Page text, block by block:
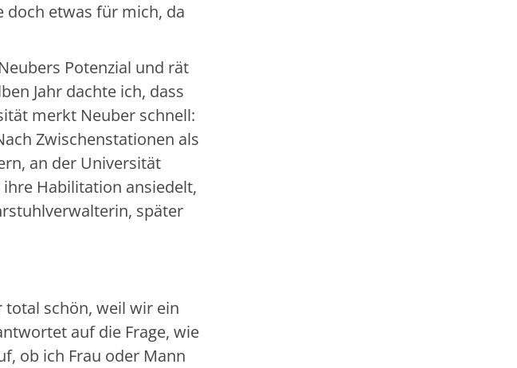
doch etwas für mich, da
Potenzial und rät
Jahr dachte ich, dass
merkt Neuber schnell:
Zwischenstationen als
an der Universität
Habilitation ansiedelt,
später
total schön, weil wir ein
auf die Frage, wie
ob ich Frau oder Mann